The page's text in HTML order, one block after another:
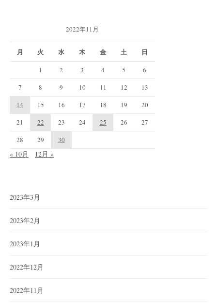
2022年11月
月 火 水 木 金 土 日
1 2 3 4 5
6
7
8 9 10 11 12
13
14
15 16 17 18 19
20
21
22 23 24 25 26
27
28
29 30
« 10月 12月 »
2023年3月
2023年2月
2023年1月
2022年12月
2022年11月